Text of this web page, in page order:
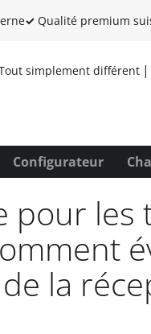
✓ Qualité premium
simplement différent
Configurateur
pour les
la